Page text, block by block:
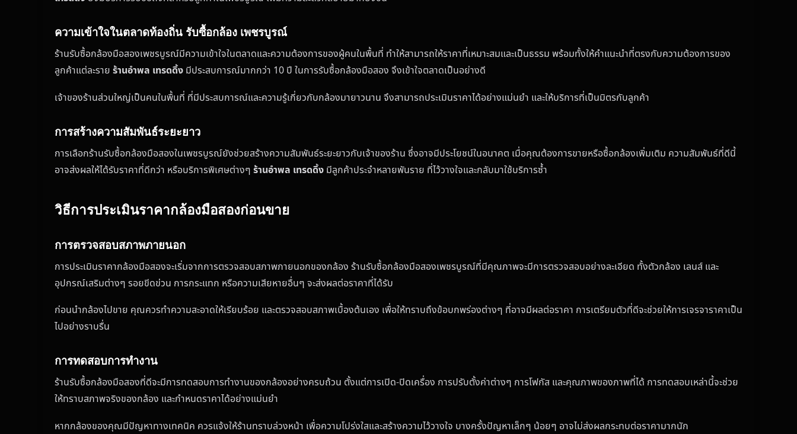
ความเข้าใจในตลาดท้องถิ่น รับซื้อกล้อง เพชรบูรณ์
ร้านรับซื้อกล้องมือสองเพชรบูรณ์มีความเข้าใจในตลาดและความต้องการของผู้คนในพื้นที่ ทำให้สามารถให้ราคาที่เหมาะสมและเป็นธรรม พร้อมทั้งให้คำแนะนำที่ตรงกับความต้องการของ
ลูกค้าแต่ละราย ร้านอำพล เทรดดิ้ง มีประสบการณ์มากกว่า 10 ปี ในการรับซื้อกล้องมือสอง จึงเข้าใจตลาดเป็นอย่างดี
เจ้าของร้านส่วนใหญ่เป็นคนในพื้นที่ ที่มีประสบการณ์และความรู้เกี่ยวกับกล้องมายาวนาน จึงสามารถประเมินราคาได้อย่างแม่นยำ และให้บริการที่เป็นมิตรกับลูกค้า
การสร้างความสัมพันธ์ระยะยาว
การเลือกร้านรับซื้อกล้องมือสองในเพชรบูรณ์ยังช่วยสร้างความสัมพันธ์ระยะยาวกับเจ้าของร้าน ซึ่งอาจมีประโยชน์ในอนาคต เมื่อคุณต้องการขายหรือซื้อกล้องเพิ่มเติม ความสัมพันธ์ที่ดีนี้
อาจส่งผลให้ได้รับราคาที่ดีกว่า หรือบริการพิเศษต่างๆ ร้านอำพล เทรดดิ้ง มีลูกค้าประจำหลายพันราย ที่ไว้วางใจและกลับมาใช้บริการซ้ำ
วิธีการประเมินราคากล้องมือสองก่อนขาย
การตรวจสอบสภาพภายนอก
การประเมินราคากล้องมือสองจะเริ่มจากการตรวจสอบสภาพภายนอกของกล้อง ร้านรับซื้อกล้องมือสองเพชรบูรณ์ที่มีคุณภาพจะมีการตรวจสอบอย่างละเอียด ทั้งตัวกล้อง เลนส์ และ
อุปกรณ์เสริมต่างๆ รอยขีดข่วน การกระแทก หรือความเสียหายอื่นๆ จะส่งผลต่อราคาที่ได้รับ
ก่อนนำกล้องไปขาย คุณควรทำความสะอาดให้เรียบร้อย และตรวจสอบสภาพเบื้องต้นเอง เพื่อให้ทราบถึงข้อบกพร่องต่างๆ ที่อาจมีผลต่อราคา การเตรียมตัวที่ดีจะช่วยให้การเจรจาราคาเป็น
ไปอย่างราบรื่น
การทดสอบการทำงาน
ร้านรับซื้อกล้องมือสองที่ดีจะมีการทดสอบการทำงานของกล้องอย่างครบถ้วน ตั้งแต่การเปิด-ปิดเครื่อง การปรับตั้งค่าต่างๆ การโฟกัส และคุณภาพของภาพที่ได้ การทดสอบเหล่านี้จะช่วย
ให้ทราบสภาพจริงของกล้อง และกำหนดราคาได้อย่างแม่นยำ
หากกล้องของคุณมีปัญหาทางเทคนิค ควรแจ้งให้ร้านทราบล่วงหน้า เพื่อความโปร่งใสและสร้างความไว้วางใจ บางครั้งปัญหาเล็กๆ น้อยๆ อาจไม่ส่งผลกระทบต่อราคามากนัก